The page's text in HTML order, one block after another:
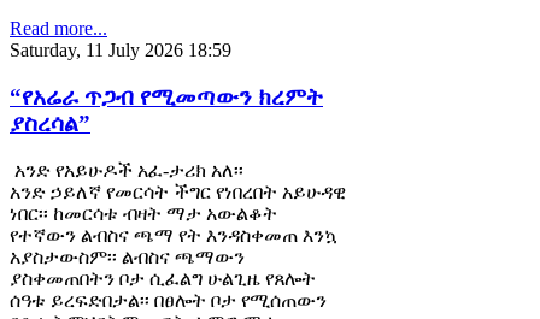
Read more...
Saturday, 11 July 2026 18:59
“የአሬራ ጥጋብ የሚመጣውን ክረምት
ያስረሳል”
አንድ የአይሁዶች አፈ-ታሪክ አለ፡፡
አንድ ኃይለኛ የመርሳት ችግር የነበረበት አይሁዳዊ
ነበር፡፡ ከመርሳቱ ብዛት ማታ አውልቆት
የተኛውን ልብስና ጫማ የት እንዳስቀመጠ እንኳ
አያስታውስም፡፡ ልብስና ጫማውን
ያስቀመጠበትን ቦታ ሲፈልግ ሁልጊዜ የጸሎት
ሰዓቱ ይረፍድበታል፡፡ በፀሎት ቦታ የሚሰጠውን